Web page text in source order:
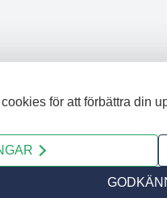
för att förbättra din